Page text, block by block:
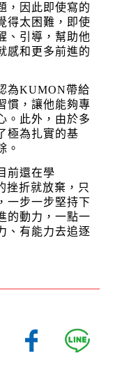
，因此即使寫的
得太困難，即使
、引導，幫助他
感和更多前進的
KUMON帶給
慣，讓他能夠專
。此外，由於多
極為扎實的基
。
前還在學
挫折就放棄，只
一步一步堅持下
的動力，一點一
、有能力去追逐